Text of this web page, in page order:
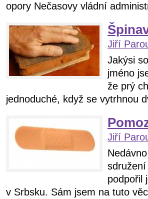
opory Nečasovy vládní
Jiří
Jakýsi
jméno
že prý
jednoduché, když se vytrhnou
Jiří
podpořil
v Srbsku. Sám jsem na tuto